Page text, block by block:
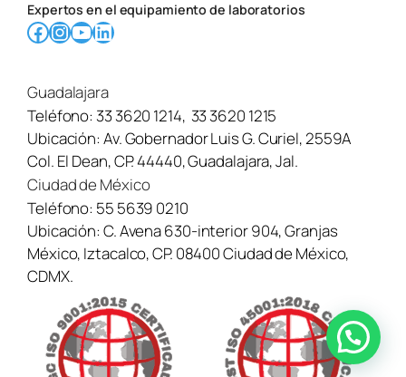
e
Expertos en el equipamiento de laboratorios
Facebook InstagramYouTube LinkedIn
Guadalajara
Teléfono:33 3620 1214, 33 3620 1215
Ubicación:Av. Gobernador Luis G. Curiel, 2559A
Col. El Dean, CP. 44440, Guadalajara, Jal.
Ciudad de México
Teléfono: 55 5639 0210
Ubicación:C. Avena 630-interior 904, Granjas
México, Iztacalco, CP. 08400 Ciudad de México,
CDMX.
¿Necesitas ayuda? Contáctanos aquí →